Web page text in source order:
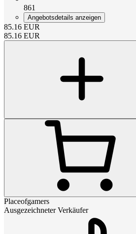
861
Angebotsdetails anzeigen
85.16 EUR
85.16 EUR
Placeofgamers
Ausgezeichneter Verkäufer